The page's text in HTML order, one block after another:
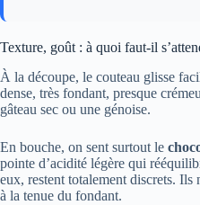
Texture, goût : à quoi faut-il
À la découpe, le couteau glisse
dense, très fondant, presque
gâteau sec ou une génoise.
En bouche, on sent surtout le
pointe d’acidité légère qui
eux, restent totalement discrets. Ils
à la tenue du fondant.